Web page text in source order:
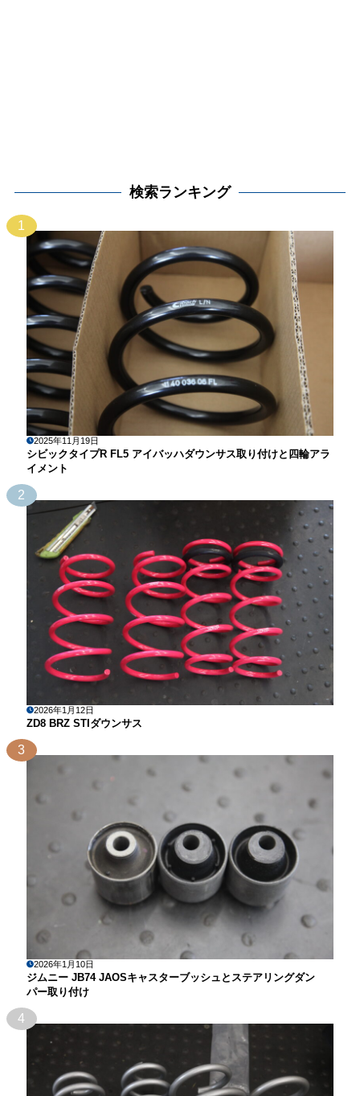
検索ランキング
1
2025年11月19日
シビックタイプR FL5 アイバッハダウンサス取り付けと四輪アラ
イメント
2
2026年1月12日
ZD8 BRZ STIダウンサス
3
2026年1月10日
ジムニー JB74 JAOSキャスターブッシュとステアリングダン
パー取り付け
4